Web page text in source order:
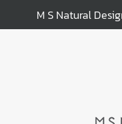
M S Natural